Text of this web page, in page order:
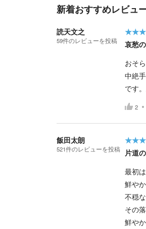
新着おすすめレビュ
読天文之
59件のレビューを投稿
★★★
哀愁
おそ
中絶
です
2
飯田太朗
521件のレビューを投稿
★★★
片道
最初
鮮や
不穏
その
鮮や